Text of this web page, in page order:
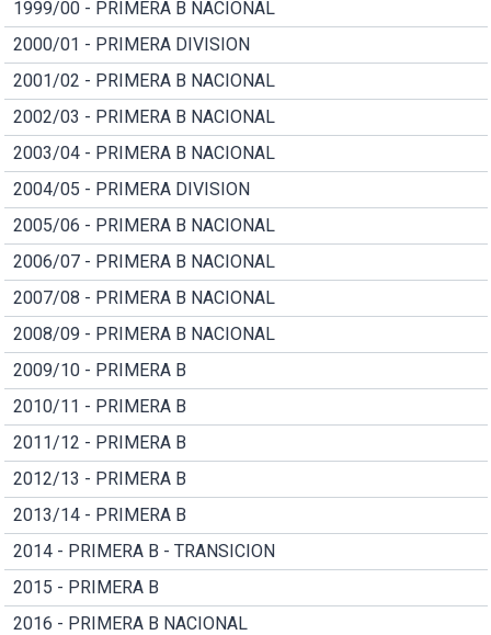
1999/00 - PRIMERA B NACIONAL
2000/01 - PRIMERA DIVISION
2001/02 - PRIMERA B NACIONAL
2002/03 - PRIMERA B NACIONAL
2003/04 - PRIMERA B NACIONAL
2004/05 - PRIMERA DIVISION
2005/06 - PRIMERA B NACIONAL
2006/07 - PRIMERA B NACIONAL
2007/08 - PRIMERA B NACIONAL
2008/09 - PRIMERA B NACIONAL
2009/10 - PRIMERA B
2010/11 - PRIMERA B
2011/12 - PRIMERA B
2012/13 - PRIMERA B
2013/14 - PRIMERA B
2014 - PRIMERA B - TRANSICION
2015 - PRIMERA B
2016 - PRIMERA B NACIONAL